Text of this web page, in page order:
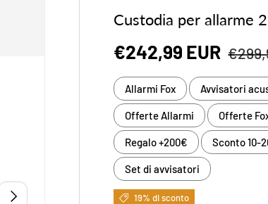
AVANTI
Custodia per allarme
Prezzo di vendita
€242,99 EUR
Allarmi Fox Avvisatori
Offerte Allarmi Offerte
Regalo +200€ Sconto 10-
Set di avvisatori
19% di sconto